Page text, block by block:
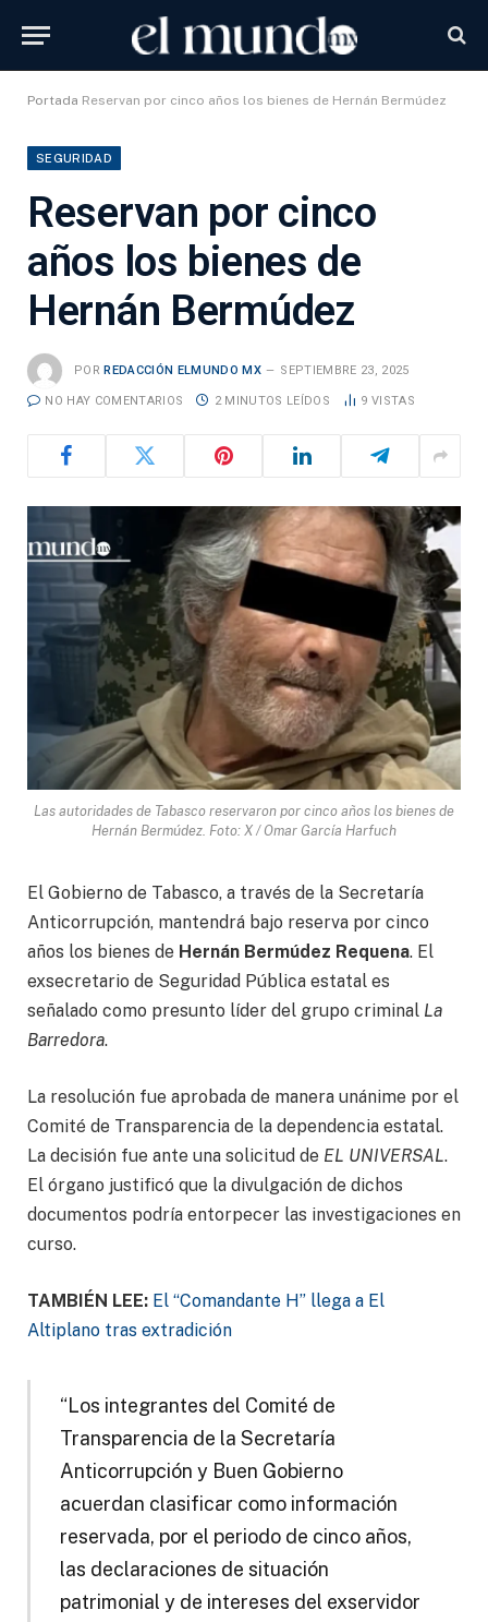
Portada Reservan por cinco años los bienes de Hernán Bermúdez
SEGURIDAD
Reservan por cinco
años los bienes de
Hernán Bermúdez
POR REDACCIÓN ELMUNDO MX SEPTIEMBRE 23, 2025
NO HAY COMENTARIOS 2 MINUTOS LEÍDOS 9 VISTAS
Las autoridades de Tabasco reservaron por cinco años los bienes de
Hernán Bermúdez. Foto: X / Omar García Harfuch
El Gobierno de Tabasco, a través de la Secretaría
Anticorrupción, mantendrá bajo reserva por cinco
años los bienes de Hernán Bermúdez Requena. El
exsecretario de Seguridad Pública estatal es
señalado como presunto líder del grupo criminal La
Barredora.
La resolución fue aprobada de manera unánime por el
Comité de Transparencia de la dependencia estatal.
La decisión fue ante una solicitud de EL UNIVERSAL.
El órgano justificó que la divulgación de dichos
documentos podría entorpecer las investigaciones en
curso.
TAMBIÉN LEE: El “Comandante H” llega a El
Altiplano tras extradición
“Los integrantes del Comité de
Transparencia de la Secretaría
Anticorrupción y Buen Gobierno
acuerdan clasificar como información
reservada, por el periodo de cinco años,
las declaraciones de situación
patrimonial y de intereses del exservidor